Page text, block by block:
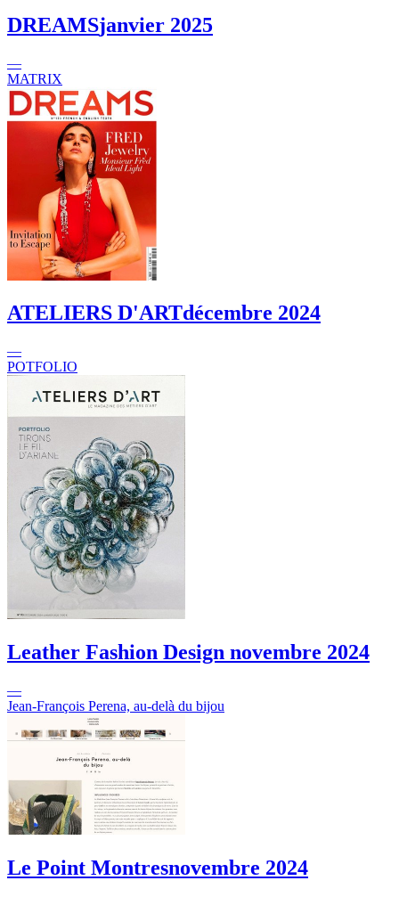
DREAMSjanvier 2025
—
MATRIX
ATELIERS D'ARTdécembre 2024
—
POTFOLIO
Leather Fashion Design novembre 2024
—
Jean-François Perena, au-delà du bijou
Le Point Montresnovembre 2024